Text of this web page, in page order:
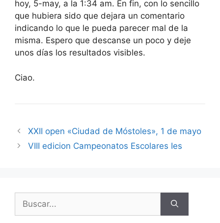
hoy, 5-may, a la 1:34 am. En fin, con lo sencillo
que hubiera sido que dejara un comentario
indicando lo que le pueda parecer mal de la
misma. Espero que descanse un poco y deje
unos días los resultados visibles.
Ciao.
XXII open «Ciudad de Móstoles», 1 de mayo
VIII edicion Campeonatos Escolares Ies